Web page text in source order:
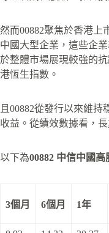
然而00882聚焦於香港上
中國大型企業，這些企
於整體市場展現較強的
港恆生指數。
且00882從發行以來維
收益。從績效數據看，
以下為00882 中信中國
3個月 6個月 1年